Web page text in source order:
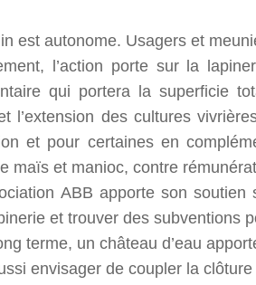
est autonome. Usagers et
l’action porte sur la
qui portera la superficie
l’extension des cultures
et pour certaines en
maïs et manioc, contre
ABB apporte son
et trouver des subventions
terme, un château d’eau
envisager de coupler la